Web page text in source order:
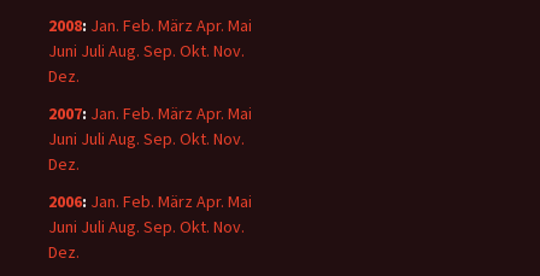
2008: Jan. Feb. März Apr. Mai
Juni Juli Aug. Sep. Okt. Nov.
Dez.
2007: Jan. Feb. März Apr. Mai
Juni Juli Aug. Sep. Okt. Nov.
Dez.
2006: Jan. Feb. März Apr. Mai
Juni Juli Aug. Sep. Okt. Nov.
Dez.